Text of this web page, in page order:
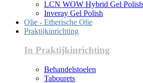
LCN WOW Hybrid Gel Polish
Inveray Gel Polish
Olie - Etherische Olie
Praktijkinrichting
In Praktijkinrichting
Behandelstoelen
Tabourets